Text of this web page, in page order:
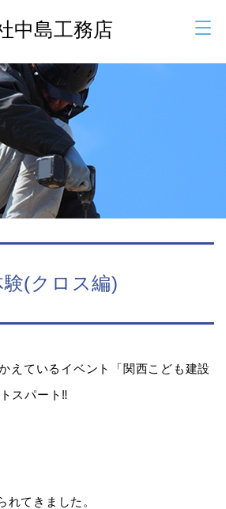
(クロス編)
えているイベント「関西こども建設
スパート‼️
れてきました。